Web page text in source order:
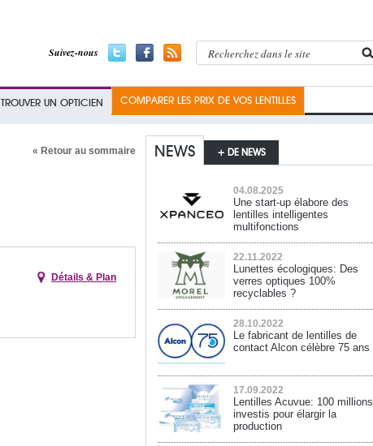
Suivez-nous
TROUVER UN OPTICIEN COMPARER LES PRIX DE VOS LENTILLES
« Retour au sommaire
Détails & Plan
NEWS + DE NEWS
04.08.2025
Une start-up élabore des
lentilles intelligentes
multifonctions
22.11.2022
Lunettes écologiques: Des
verres optiques 100%
recyclables ?
28.10.2022
Le fabricant de lentilles de
contact Alcon célèbre 75 ans
17.09.2022
Lentilles Acuvue: 100 millions
investis pour élargir la
production